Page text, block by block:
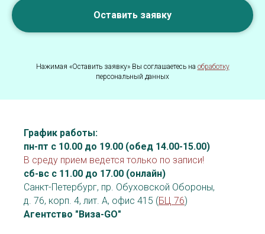
Оставить заявку
Нажимая «Оставить заявку» Вы соглашаетесь на обработку
персональный данных
График работы:
пн-пт с 10.00 до 19.00 (обед 14.00-15.00)
В среду прием ведется только по записи!
сб-вс с 11.00 до 17.00 (онлайн)
Санкт-Петербург, пр. Обуховской Обороны,
д. 76, корп. 4, лит. А, офис 415 (БЦ 76)
Агентство "Виза-GO"